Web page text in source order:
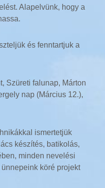
Alapelvünk, hogy a
és fenntartjuk a
Szüreti falunap, Márton
nap (Március 12.),
ismertetjük
készítés, batikolás,
minden nevelési
köré projekt